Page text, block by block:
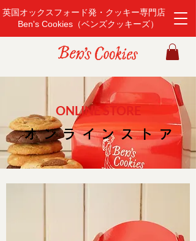
英国オックスフォード発・クッキー専門店
Ben's Cookies（ベンズクッキーズ）
ONLINE STORE
オンラインストア